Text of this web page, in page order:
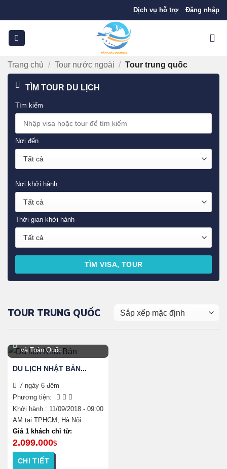
qua
nội
dung
Dịch vụ hỗ trợ Đăng nhập
Trang chủ / Tour nước ngoài / Tour trung quốc
TÌM TOUR DU LỊCH
Tìm kiếm
Nơi đến
Nơi khởi hành
Thời gian khởi hành
TÌM VISA, TOUR
TOUR TRUNG QUỐC
và Toàn Quốc
DU LỊCH NHẬT BẢN...
7 ngày 6 đêm
Phương tiện:
Khởi hành : 11/09/2018 - 09:00
AM tại TPHCM, Hà Nội
Giá 1 khách chỉ từ:
2.099.000$
CHI TIẾT
Sản
phẩm
này
có